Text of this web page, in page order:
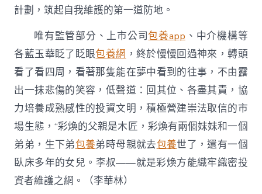
計劃，筑起自我維護的第一道防地。
唯有監管部分、上市公司包養app 、中介機構等
各藍玉華眨了眨眼包養網 ，終於慢慢回過神來，轉頭
看了看四周，看著那隻能在夢中看到的往事，不由露
出一抹悲傷的笑容，低聲道：回其位、各盡其責，協
力培養成熟感性的投資文明，積極營建崇法取信的市
場生態，“彩煥的父親是木匠，彩煥有兩個妹妹和一個
弟弟，生下弟包養弟時母親就去包養世了，還有一個
臥床多年的女兒。李叔——就是彩煥方能織牢織密投
資者維護之網。（李華林）